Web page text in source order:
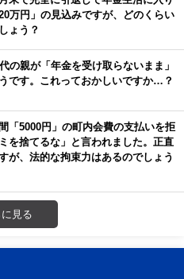
万円」の見込みですが、どのくらい
ょう？
の親が「年金を受け取らないまま」
です。これっておかしいですか…？
「5000円」の町内会費の支払いを拒
を捨てるな」と言われました。正直
が、法的な拘束力はあるのでしょう
に見る